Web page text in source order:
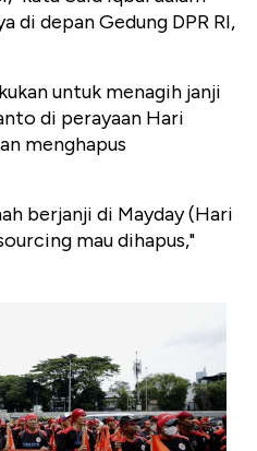
di depan Gedung DPR RI,
untuk menagih janji
di perayaan Hari
menghapus
berjanji di Mayday (Hari
mau dihapus,"